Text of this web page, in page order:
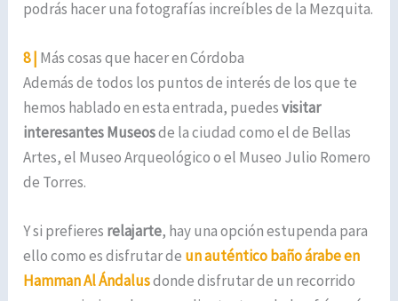
podrás hacer una fotografías increíbles de la Mezquita.
8 | Más cosas que hacer en Córdoba
Además de todos los puntos de interés de los que te
hemos hablado en esta entrada, puedesvisitar
interesantes Museosde la ciudad como el de Bellas
Artes, el Museo Arqueológico o el Museo Julio Romero
de Torres.
Y si prefieres relajarte, hay una opción estupenda para
ello como es disfrutar de un auténtico baño árabe en
Hamman Al Ándalusdonde disfrutar de un recorrido